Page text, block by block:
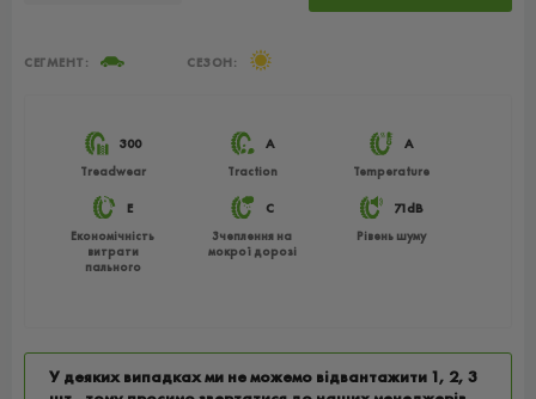
300
Treadwear
A
Traction
A
Temperature
E
Економічність
витрати
пального
C
Зчеплення на
мокрої дорозі
71dB
Рівень шуму
СЕГМЕНТ: СЕЗОН:
У деяких випадках ми не можемо відвантажити 1, 2, 3